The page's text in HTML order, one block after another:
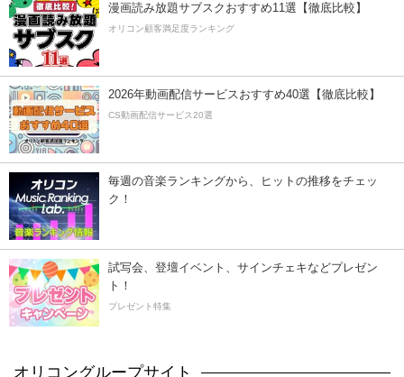
漫画読み放題サブスクおすすめ11選【徹底比較】
オリコン顧客満足度ランキング
2026年動画配信サービスおすすめ40選【徹底比較】
CS動画配信サービス20選
毎週の音楽ランキングから、ヒットの推移をチェッ
ク！
試写会、登壇イベント、サインチェキなどプレゼン
ト！
プレゼント特集
オリコングループサイト